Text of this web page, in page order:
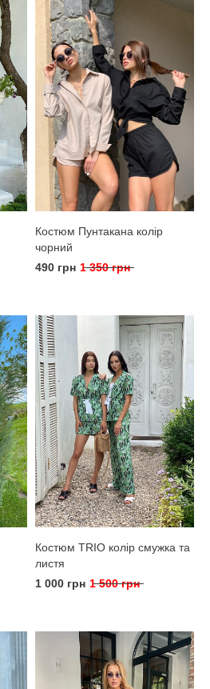
Костюм Пунтакана колір
чорний
490 грн 1 350 грн
Костюм TRIO колір смужка та
листя
1 000 грн 1 500 грн